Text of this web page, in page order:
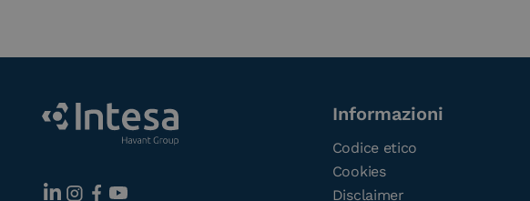
Informazioni
Codice etico
Cookies
Disclaimer